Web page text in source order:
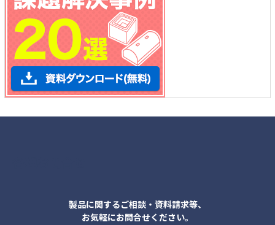
製品に関するご相談・資料請求等、
お気軽にお問合せください。